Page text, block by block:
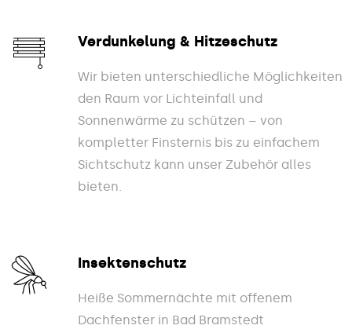
Verdunkelung & Hitzeschutz
Wir bieten unterschiedliche Möglichkeiten
den Raum vor Lichteinfall und
Sonnenwärme zu schützen – von
kompletter Finsternis bis zu einfachem
Sichtschutz kann unser Zubehör alles
bieten.
Insektenschutz
Heiße Sommernächte mit offenem
Dachfenster in Bad Bramstedt